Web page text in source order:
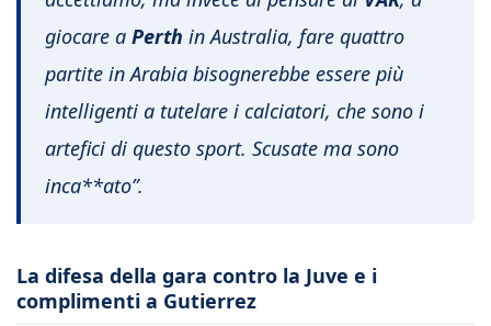
giocare a Perth in Australia, fare quattro
partite in Arabia bisognerebbe essere più
intelligenti a tutelare i calciatori, che sono i
artefici di questo sport. Scusate ma sono
inca**ato”.
La difesa della gara contro la Juve e i
complimenti a Gutierrez